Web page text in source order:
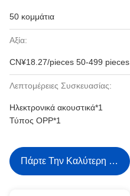
50 κομμάτια
Αξία:
CN¥18.27/pieces 50-499 pieces
Λεπτομέρειες Συσκευασίας:
Ηλεκτρονικά ακουστικά*1
Τύπος OPP*1
Πάρτε Την Καλύτερη Τιμή